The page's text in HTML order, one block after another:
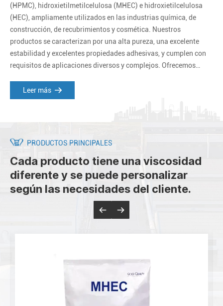
(HPMC), hidroxietilmetilcelulosa (MHEC) e hidroxietilcelulosa
(HEC), ampliamente utilizados en las industrias química, de
construcción, de recubrimientos y cosmética. Nuestros
productos se caracterizan por una alta pureza, una excelente
estabilidad y excelentes propiedades adhesivas, y cumplen con
requisitos de aplicaciones diversos y complejos. Ofrecemos
necesidades específicas de nuestros clientes.
Leer más
PRODUCTOS PRINCIPALES
Cada producto tiene una viscosidad
diferente y se puede personalizar
según las necesidades del cliente.